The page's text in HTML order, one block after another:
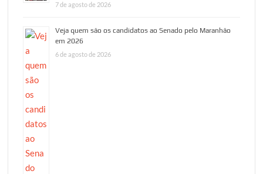
7 de agosto de 2026
Veja quem são os candidatos ao Senado pelo Maranhão
em 2026
6 de agosto de 2026